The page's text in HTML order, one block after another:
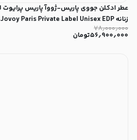
عطر ادکلن جووی پاریس-ژووآ پاریس پرایوت
زنانه Jovoy Paris Private Label Unisex EDP
۷۸٫۰۰۰٫۰۰۰
۵۶٫۹۰۰٫۰۰۰تومان